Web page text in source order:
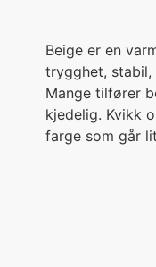
Beige er en
trygghet, stabil,
Mange tilfører
kjedelig. Kvikk
farge som går